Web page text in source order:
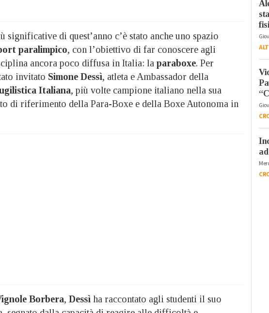
significative di quest’anno c’è stato anche uno spazio
paralimpico, con l’obiettivo di far conoscere agli
ancora poco diffusa in Italia: la paraboxe. Per
invitato Simone Dessì, atleta e Ambassador della
Italiana, più volte campione italiano nella sua
di riferimento della Para-Boxe e della Boxe Autonoma in
Borbera, Dessì ha raccontato agli studenti il suo